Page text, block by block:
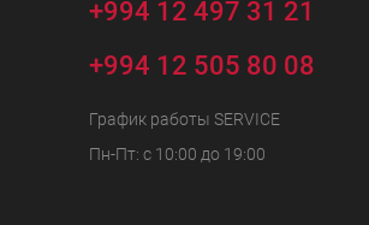
+994 12 497 31 21
+994 12 505 80 08
График работы SERVICE
Пн-Пт: с 10:00 до 19:00